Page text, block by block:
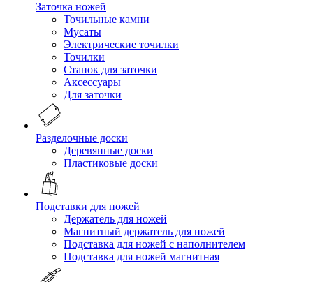
Заточка ножей
Точильные камни
Мусаты
Электрические точилки
Точилки
Станок для заточки
Аксессуары
Для заточки
Разделочные доски
Деревянные доски
Пластиковые доски
Подставки для ножей
Держатель для ножей
Магнитный держатель для ножей
Подставка для ножей с наполнителем
Подставка для ножей магнитная